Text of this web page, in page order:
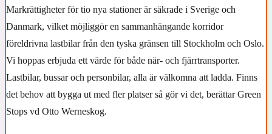
Markrättigheter för tio nya stationer är säkrade i Sverige och
Danmark, vilket möjliggör en sammanhängande korridor
föreldrivna lastbilar från den tyska gränsen till Stockholm och Oslo.
Vi hoppas erbjuda ett värde för både när- och fjärrtransporter.
Lastbilar, bussar och personbilar, alla är välkomna att ladda. Finns
det behov att bygga ut med fler platser så gör vi det, berättar Green
Stops vd Otto Werneskog.